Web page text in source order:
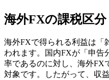
海外FXの課税区分
海外FXで得られる利益は「
われます。国内FXが「申告
率であるのに対し、海外FX
対象です。したがって、収